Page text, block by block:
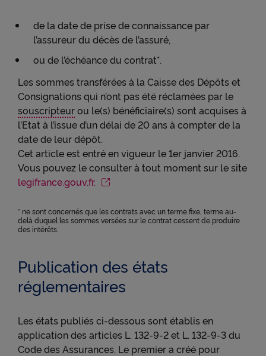
de la date de prise de connaissance par
l’assureur du décès de l’assuré,
ou de l’échéance du contrat*.
Les sommes transférées à la Caisse des Dépôts et
Consignations qui n’ont pas été réclamées par le
souscripteurou le(s) bénéficiaire(s) sont acquises à
l’Etat à l’issue d’un délai de 20 ans à compter de la
date de leur dépôt.
Cet article est entré en vigueur le 1er janvier 2016.
Vous pouvez le consulter à tout moment sur le site
legifrance.gouv.fr.
* ne sont concernés que les contrats avec un terme fixe, terme au-
delà duquel les sommes versées sur le contrat cessent de produire
des intérêts.
Publication des états
réglementaires
Les états publiés ci-dessous sont établis en
application des articles L. 132-9-2 et L. 132-9-3 du
Code des Assurances. Le premier a créé pour